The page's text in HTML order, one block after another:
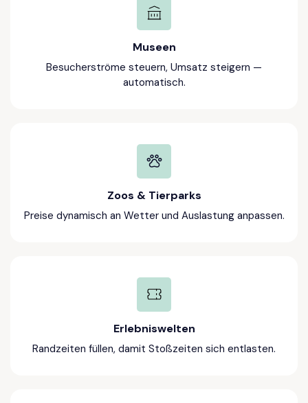
Museen
Besucherströme steuern, Umsatz steigern —
automatisch.
Zoos & Tierparks
Preise dynamisch an Wetter und Auslastung anpassen.
Erlebniswelten
Randzeiten füllen, damit Stoßzeiten sich entlasten.